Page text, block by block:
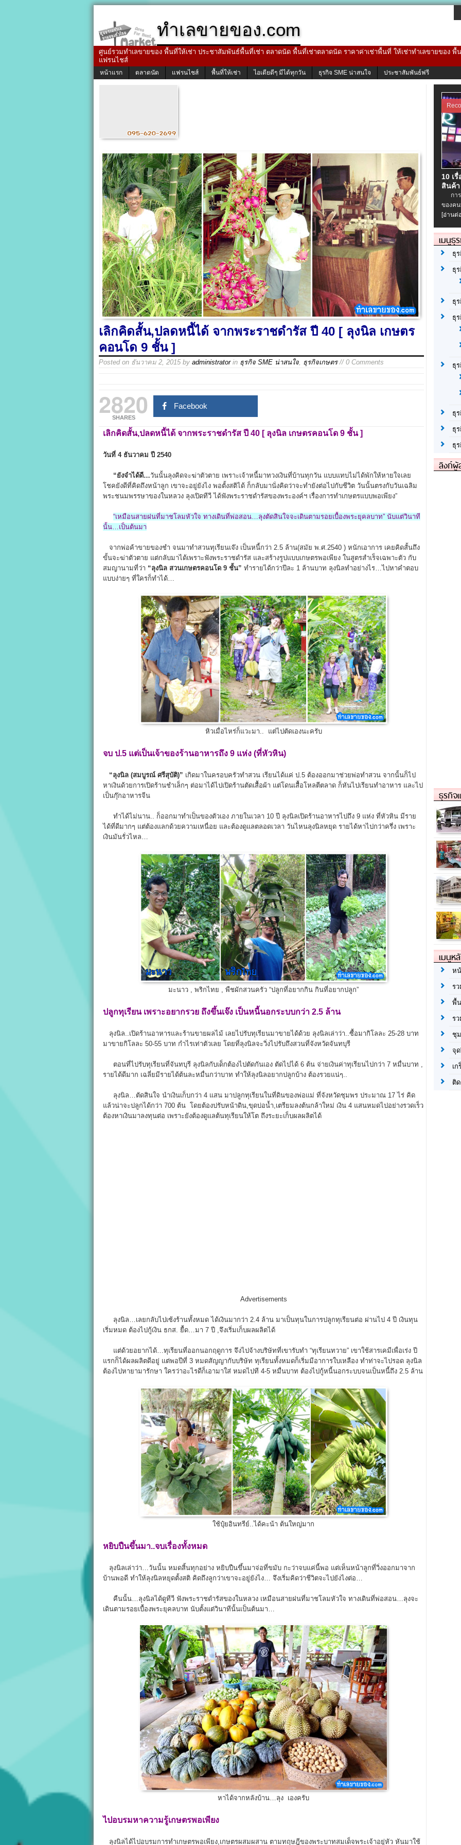
ทำเลขายของ.com
ศูนย์รวมทำเลขายของ พื้นที่ให้เช่า ประชาสัมพันธ์พื้นที่เช่า ตลาดนัด พื้นที่เช่าตลาดนัด ราคาค่าเช่าพื้นที่ ให้เช่าทำเลขายของ
แฟรนไชส์
หน้าแรก ตลาดนัด แฟรนไชส์ พื้นที่ให้เช่า ไอเดียดีๆ มีได้ทุกวัน ธุรกิจ SME น่าสนใจ ประชาสัมพันธ์ฟรี
เลิกคิดสั้น,ปลดหนี้ได้ จากพระราชดำรัส ปี 40 [ ลุงนิล เกษตร
คอนโด 9 ชั้น ]
Posted on ธันวาคม 2, 2015 by administratorin ธุรกิจ SME น่าสนใจ ธุรกิจเกษตร// 0 Comments
2820
SHARES
Facebook
เลิกคิดสั้น,ปลดหนี้ได้ จากพระราชดำรัส ปี 40 [ ลุงนิล เกษตรคอนโด 9 ชั้น ]
วันที่ 4 ธันวาคม ปี 2540
“ยังจำได้ดี…วันนั้นลุงคิดจะฆ่าตัวตาย เพราะเจ้าหนี้มาทวงเงินที่บ้านทุกวัน แบบแทบไม่ได้พักให้หายใจเลย
โชคยังดีที่คิดถึงหน้าลูก เขาจะอยู่ยังไง พอตั้งสติได้ ก็กลับมานั่งคิดว่าจะทำยังต่อไปกับชีวิต วันนั้นตรงกับวันเฉลิม
พระชนมพรรษาของในหลวง ลุงเปิดทีวี ได้ฟังพระราชดำรัสของพระองค์ฯ เรื่องการทำเกษตรแบบพอเพียง”
“เหมือนสายฝนที่มาชโลมหัวใจ ทางเดินที่พ่อสอน…ลุงตัดสินใจจะเดินตามรอยเบื้องพระยุคลบาท” นับแต่วินาที
นั้น…เป็นต้นมา
จากพ่อค้าขายของชำ จนมาทำสวนทุเรียนเจ๊ง เป็นหนี้กว่า 2.5 ล้าน(สมัย พ.ศ.2540 ) หนักเอาการ เคยคิดสั้นถึง
ขั้นจะฆ่าตัวตาย แต่กลับมาได้เพราะฟังพระราชดำรัส และสร้างรูปแบบเกษตรพอเพียง ในสูตรสำเร็จเฉพาะตัว กับ
สมญานามที่ว่า “ลุงนิล สวนเกษตรคอนโด 9 ชั้น” ทำรายได้กว่าปีละ 1 ล้านบาท ลุงนิลทำอย่างไร…ไปหาคำตอบ
แบบง่ายๆ ที่ใครก็ทำได้…
หิวเมื่อไหร่ก็แวะมา.. แต่ไปตัดเองนะครับ
จบ ป.5 แต่เป็นเจ้าของร้านอาหารถึง 9 แห่ง (ที่หัวหิน)
“ลุงนิล (สมบูรณ์ ศรีสุบัติ)” เกิดมาในครอบครัวทำสวน เรียนได้แค่ ป.5 ต้องออกมาช่วยพ่อทำสวน จากนั้นก็ไป
หาเงินด้วยการเปิดร้านชำเล็กๆ ต่อมาได้ไปเปิดร้านตัดเสื้อผ้า แต่โดนเสื้อโหลตีตลาด ก็หันไปเรียนทำอาหาร และไป
เป็นกุ๊กอาหารจีน
ทำได้ไม่นาน.. ก็ออกมาทำเป็นของตัวเอง ภายในเวลา 10 ปี ลุงนิลเปิดร้านอาหารไปถึง 9 แห่ง ที่หัวหิน มีราย
ได้ที่ดีมากๆ แต่ต้องแลกด้วยความเหนื่อย และต้องดูแลตลอดเวลา วันไหนลุงนิลหยุด รายได้หาไปกว่าครึ่ง เพราะ
เงินมันรั่วไหล…
มะนาว , พริกไทย , พืชผักสวนครัว “ปลูกที่อยากกิน กินที่อยากปลูก”
ปลูกทุเรียน เพราะอยากรวย ถึงขึ้นเจ๊ง เป็นหนี้นอกระบบกว่า 2.5 ล้าน
ลุงนิล..เปิดร้านอาหารและร้านขายผลไม้ เลยไปรับทุเรียนมาขายได้ด้วย ลุงนิลเล่าว่า..ซื้อมากิโลละ 25-28 บาท
มาขายกิโลละ 50-55 บาท กำไรเท่าตัวเลย โดยที่ลุงนิลจะวิ่งไปรับถึงสวนที่จังหวัดจันทบุรี
ตอนที่ไปรับทุเรียนที่จันทบุรี ลุงนิลกับเด็กต้องไปตัดกันเอง ตัดไปได้ 6 ต้น จ่ายเงินค่าทุเรียนไปกว่า 7 หมื่นบาท ,
รายได้ดีมาก เฉลี่ยมีรายได้ต้นละหมื่นกว่าบาท ทำให้ลุงนิลอยากปลูกบ้าง ต้องรวยแน่ๆ..
ลุงนิล…ตัดสินใจ นำเงินเก็บกว่า 4 แสน มาปลูกทุเรียนในที่ดินของพ่อแม่ ที่จังหวัดชุมพร ประมาณ 17 ไร่ คิด
แล้วน่าจะปลูกได้กว่า 700 ต้น โดยต้องปรับหน้าดิน,ขุดบ่อน้ำ,เตรียมลงต้นกล้าใหม่ เงิน 4 แสนหมดไปอย่างรวดเร็ว
ต้องหาเงินมาลงทุนต่อ เพราะยังต้องดูแลต้นทุเรียนให้โต ถึงระยะเก็บผลผลิตได้
Advertisements
ลุงนิล…เลยกลับไปเซ้งร้านทั้งหมด ได้เงินมากว่า 2.4 ล้าน มาเป็นทุนในการปลูกทุเรียนต่อ ผ่านไป 4 ปี เงินทุน
เริ่มหมด ต้องไปกู้เงิน ธกส. ยื้ด…มา 7 ปี ,จึงเริ่มเก็บผลผลิตได้
แต่ด้วยอยากได้…ทุเรียนที่ออกนอกฤดูการ จึงไปจ้างบริษัทที่เขารับทำ “ทุเรียนทวาย” เขาใช้สารเคมีเพื่อเร่ง ปี
แรกก็ได้ผลผลิตดีอยู่ แต่พอปีที่ 3 หมดสัญญากับบริษัท ทุเรียนทั้งหมดก็เริ่มมีอาการใบเหลือง ทำท่าจะไปรอด ลุงนิล
ต้องไปหายามารักษา ใครว่าอะไรดีก็เอามาใส่ หมดไปที 4-5 หมื่นบาท ต้องไปกู้หนี้นอกระบบจนเป็นหนี้ถึง 2.5 ล้าน
ใช้ปุ๋ยอินทรีย์..ได้คะน้า ต้นใหญ่มาก
หยิบปืนขึ้นมา..จบเรื่องทั้งหมด
ลุงนิลเล่าว่า…วันนั้น หมดสิ้นทุกอย่าง หยิบปืนขึ้นมาจ่อที่ขมับ กะว่าจบแค่นี้พอ แต่เห็นหน้าลูกที่วิ่งออกมาจาก
บ้านพอดี ทำให้ลุงนิลหยุดตั้งสติ คิดถึงลูกว่าเขาจะอยู่ยังไง… จึงเริ่มคิดว่าชีวิตจะไปยังไงต่อ…
คืนนั้น…ลุงนิลได้ดูทีวี ฟังพระราชดำรัสของในหลวง เหมือนสายฝนที่มาชโลมหัวใจ ทางเดินที่พ่อสอน…ลุงจะ
เดินตามรอยเบื้องพระยุคลบาท นับตั้งแต่วินาทีนั้นเป็นต้นมา…
หาได้จากหลังบ้าน…ลุง เองครับ
ไปอบรมหาความรู้เกษตรพอเพียง
ลุงนิลได้ไปอบรมการทำเกษตรพอเพียง,เกษตรผสมผสาน ตามทฤษฎีของพระบาทสมเด็จพระเจ้าอยู่หัว หันมาใช้
10 เ
สินค้า
การ
ของค
[อ่านต่
เมนูธุ
ธุ
ธุ
ธุ
ธุ
ธุ
ธุ
ธุ
ธุ
ลิงก์
ธุรกิจ
เมนูห
ห
ร
พื้
ร
ชุ
จุ
เ
ติ